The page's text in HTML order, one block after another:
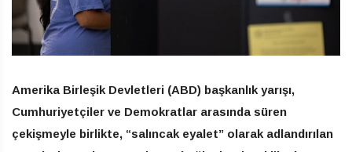
Amerika Birleşik Devletleri (ABD) başkanlık yarışı,
Cumhuriyetçiler ve Demokratlar arasında süren
çekişmeyle birlikte, “salıncak eyalet” olarak adlandırılan